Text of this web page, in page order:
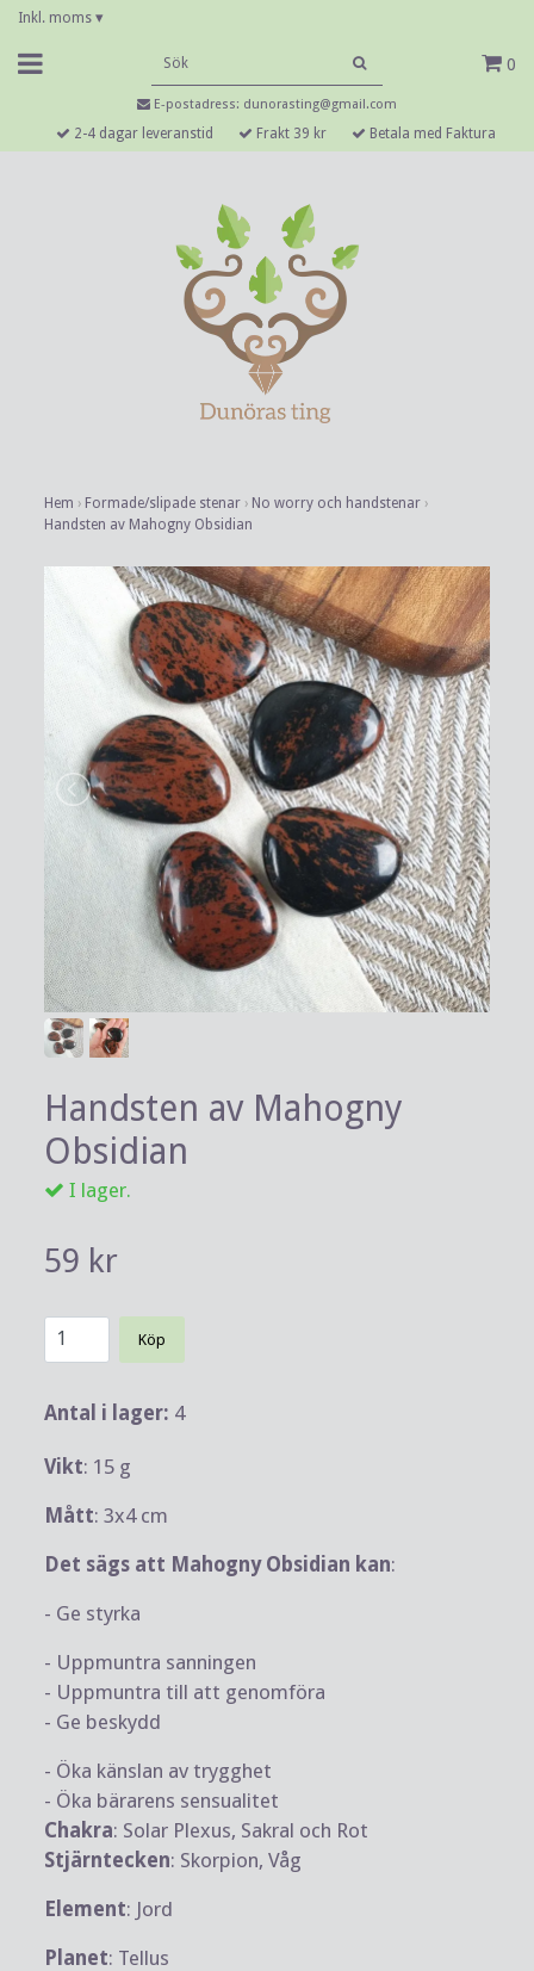
Inkl. moms ▾
0
E-postadress: dunorasting@gmail.com
2-4 dagar leveranstid Frakt 39 kr Betala med Faktura
Hem › Formade/slipade stenar › No worry och handstenar ›
Handsten av Mahogny Obsidian
Handsten av Mahogny
Obsidian
I lager.
59 kr
Köp
Antal i lager: 4
Vikt: 15 g
Mått: 3x4 cm
Det sägs att Mahogny Obsidian kan:
- Ge styrka
- Uppmuntra sanningen
- Uppmuntra till att genomföra
- Ge beskydd
- Öka känslan av trygghet
- Öka bärarens sensualitet
Chakra: Solar Plexus, Sakral och Rot
Stjärntecken: Skorpion, Våg
Element: Jord
Planet: Tellus